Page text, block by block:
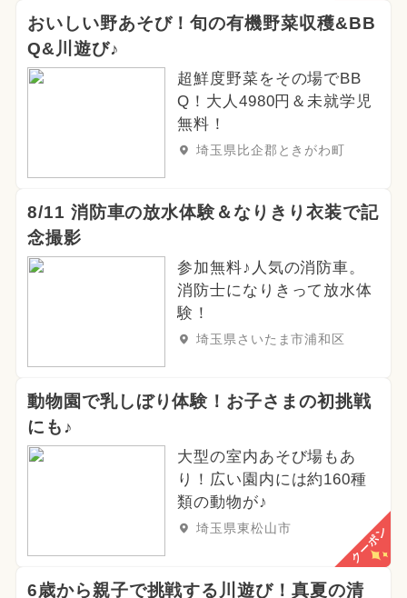
おいしい野あそび！旬の有機野菜収穫&BB
Q&川遊び♪
超鮮度野菜をその場でBB
Q！大人4980円＆未就学児
無料！
埼玉県比企郡ときがわ町
8/11 消防車の放水体験＆なりきり衣装で記
念撮影
参加無料♪人気の消防車。
消防士になりきって放水体
験！
埼玉県さいたま市浦和区
動物園で乳しぼり体験！お子さまの初挑戦
にも♪
大型の室内あそび場もあ
り！広い園内には約160種
類の動物が♪
埼玉県東松山市 クーポン
6歳から親子で挑戦する川遊び！真夏の清